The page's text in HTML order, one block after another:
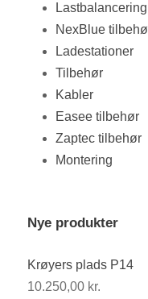
Lastbalancering
NexBlue
Ladestationer
Tilbehør
Kabler
Easee tilbehør
Zaptec tilbehør
Montering
Nye produkter
Krøyers plads P14
10.250,00 kr.